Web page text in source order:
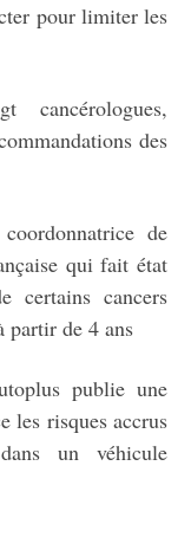
pour limiter les
des
de
qui fait état
certains cancers
partir de 4 ans
publie une
les risques accrus
un véhicule